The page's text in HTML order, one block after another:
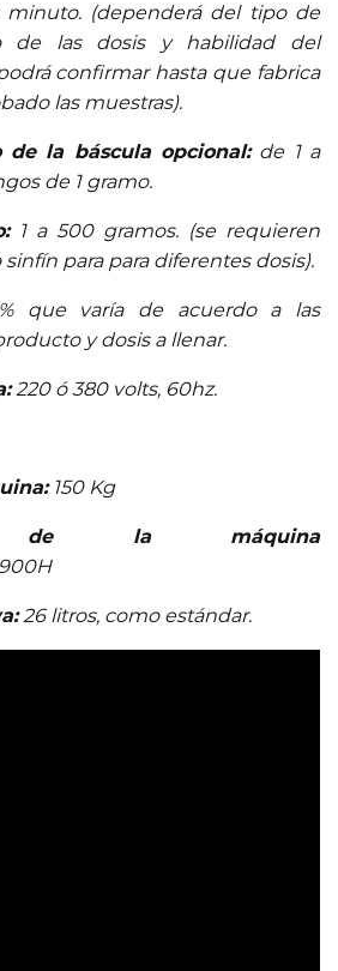
minuto. (dependerá del tipo de
de las dosis y habilidad del
confirmar hasta que fabrica
las muestras).
de la báscula opcional:de 1 a
de 1 gramo.
1 a 500 gramos. (se requieren
para para diferentes dosis).
que varía de acuerdo a las
y dosis a llenar.
220 ó 380 volts, 60hz.
150 Kg
de la máquina
26 litros, como estándar.